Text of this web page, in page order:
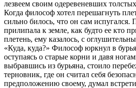
лезвеем своим одеревеневших
Когда философ хотел перешагнуть
сильно билось, что он сам
прилипала к земле, как будто ее кто
плетень, ему казалось, с
«Куда, куда?» Философ юркнул в
оступаясь о старые корни и давя
выбравшись из бурьяна, стоило
терновник, где он считал себя
предположению своему, думал